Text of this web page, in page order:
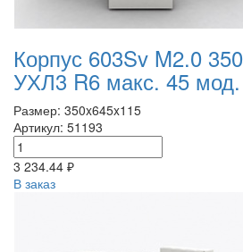
Корпус 603Sv M2.0
УХЛ3 R6 макс. 45 мод.
Размер: 350x645x115
Артикул: 51193
3 234.44 ₽
В заказ